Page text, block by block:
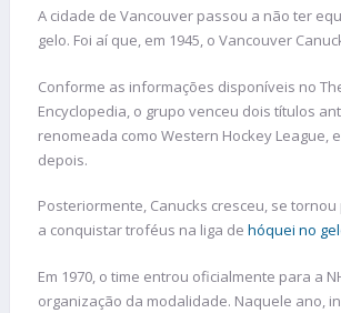
A cidade de Vancouver passou a não ter
gelo. Foi aí que, em 1945, o Vancouver
Conforme as informações disponíveis no
Encyclopedia, o grupo venceu dois títulos
renomeada como Western Hockey League,
depois.
Posteriormente, Canucks cresceu, se
a conquistar troféus na liga de hóquei no
Em 1970, o time entrou oficialmente para a
organização da modalidade. Naquele ano,